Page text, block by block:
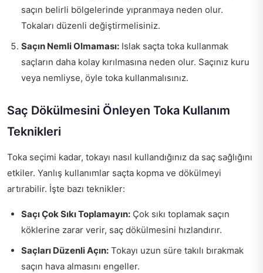
saçın belirli bölgelerinde yıpranmaya neden olur.
Tokaları düzenli değiştirmelisiniz.
Saçın Nemli Olmaması: Islak saçta toka kullanmak
saçların daha kolay kırılmasına neden olur. Saçınız kuru
veya nemliyse, öyle toka kullanmalısınız.
Saç Dökülmesini Önleyen Toka Kullanım
Teknikleri
Toka seçimi kadar, tokayı nasıl kullandığınız da saç sağlığını
etkiler. Yanlış kullanımlar saçta kopma ve dökülmeyi
artırabilir. İşte bazı teknikler:
Saçı Çok Sıkı Toplamayın: Çok sıkı toplamak saçın
köklerine zarar verir, saç dökülmesini hızlandırır.
Saçları Düzenli Açın: Tokayı uzun süre takılı bırakmak
saçın hava almasını engeller.